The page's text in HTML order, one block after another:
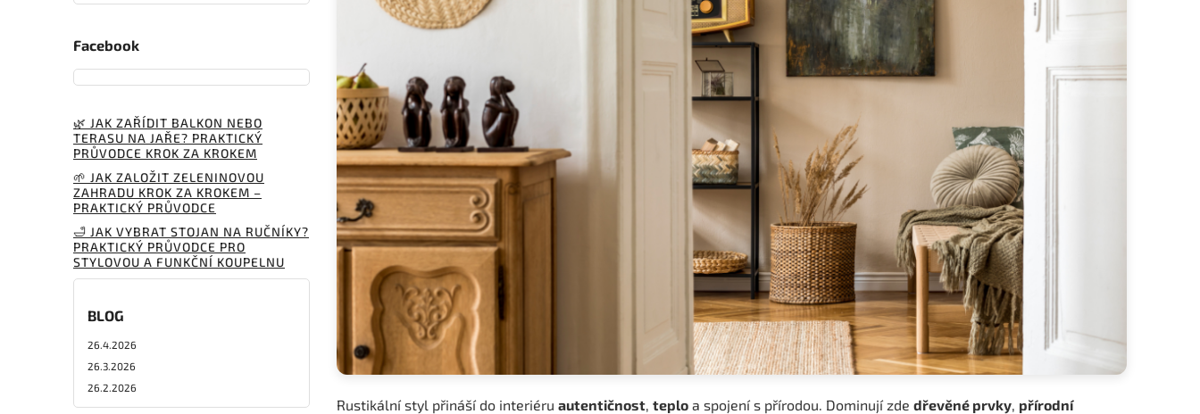
Facebook
🌿 JAK ZAŘÍDIT BALKON NEBO
TERASU NA JAŘE? PRAKTICKÝ
PRŮVODCE KROK ZA KROKEM
🌱 JAK ZALOŽIT ZELENINOVOU
ZAHRADU KROK ZA KROKEM –
PRAKTICKÝ PRŮVODCE
🛁 JAK VYBRAT STOJAN NA RUČNÍKY?
PRAKTICKÝ PRŮVODCE PRO
STYLOVOU A FUNKČNÍ KOUPELNU
BLOG
26.4.2026
26.3.2026
26.2.2026
Rustikální styl přináší do interiéru autentičnost, teplo a spojení s přírodou. Dominují zde dřevěné prvky, přírodní